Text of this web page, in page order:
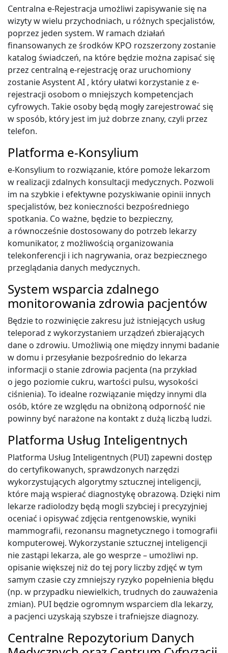
Centralna e-Rejestracja umożliwi zapisywanie się na
wizyty w wielu przychodniach, u różnych specjalistów,
poprzez jeden system. W ramach działań
finansowanych ze środków KPO rozszerzony zostanie
katalog świadczeń, na które będzie można zapisać się
przez centralną e-rejestrację oraz uruchomiony
zostanie Asystent AI , który ułatwi korzystanie z e-
rejestracji osobom o mniejszych kompetencjach
cyfrowych. Takie osoby będą mogły zarejestrować się
w sposób, który jest im już dobrze znany, czyli przez
telefon.
Platforma e-Konsylium
e-Konsylium to rozwiązanie, które pomoże lekarzom
w realizacji zdalnych konsultacji medycznych. Pozwoli
im na szybkie i efektywne pozyskiwanie opinii innych
specjalistów, bez konieczności bezpośredniego
spotkania. Co ważne, będzie to bezpieczny,
a równocześnie dostosowany do potrzeb lekarzy
komunikator, z możliwością organizowania
telekonferencji i ich nagrywania, oraz bezpiecznego
przeglądania danych medycznych.
System wsparcia zdalnego
monitorowania zdrowia pacjentów
Będzie to rozwinięcie zakresu już istniejących usług
teleporad z wykorzystaniem urządzeń zbierających
dane o zdrowiu. Umożliwią one między innymi badanie
w domu i przesyłanie bezpośrednio do lekarza
informacji o stanie zdrowia pacjenta (na przykład
o jego poziomie cukru, wartości pulsu, wysokości
ciśnienia). To idealne rozwiązanie między innymi dla
osób, które ze względu na obniżoną odporność nie
powinny być narażone na kontakt z dużą liczbą ludzi.
Platforma Usług Inteligentnych
Platforma Usług Inteligentnych (PUI) zapewni dostęp
do certyfikowanych, sprawdzonych narzędzi
wykorzystujących algorytmy sztucznej inteligencji,
które mają wspierać diagnostykę obrazową. Dzięki nim
lekarze radiolodzy będą mogli szybciej i precyzyjniej
oceniać i opisywać zdjęcia rentgenowskie, wyniki
mammografii, rezonansu magnetycznego i tomografii
komputerowej. Wykorzystanie sztucznej inteligencji
nie zastąpi lekarza, ale go wesprze – umożliwi np.
opisanie większej niż do tej pory liczby zdjęć w tym
samym czasie czy zmniejszy ryzyko popełnienia błędu
(np. w przypadku niewielkich, trudnych do zauważenia
zmian). PUI będzie ogromnym wsparciem dla lekarzy,
a pacjenci uzyskają szybsze i trafniejsze diagnozy.
Centralne Repozytorium Danych